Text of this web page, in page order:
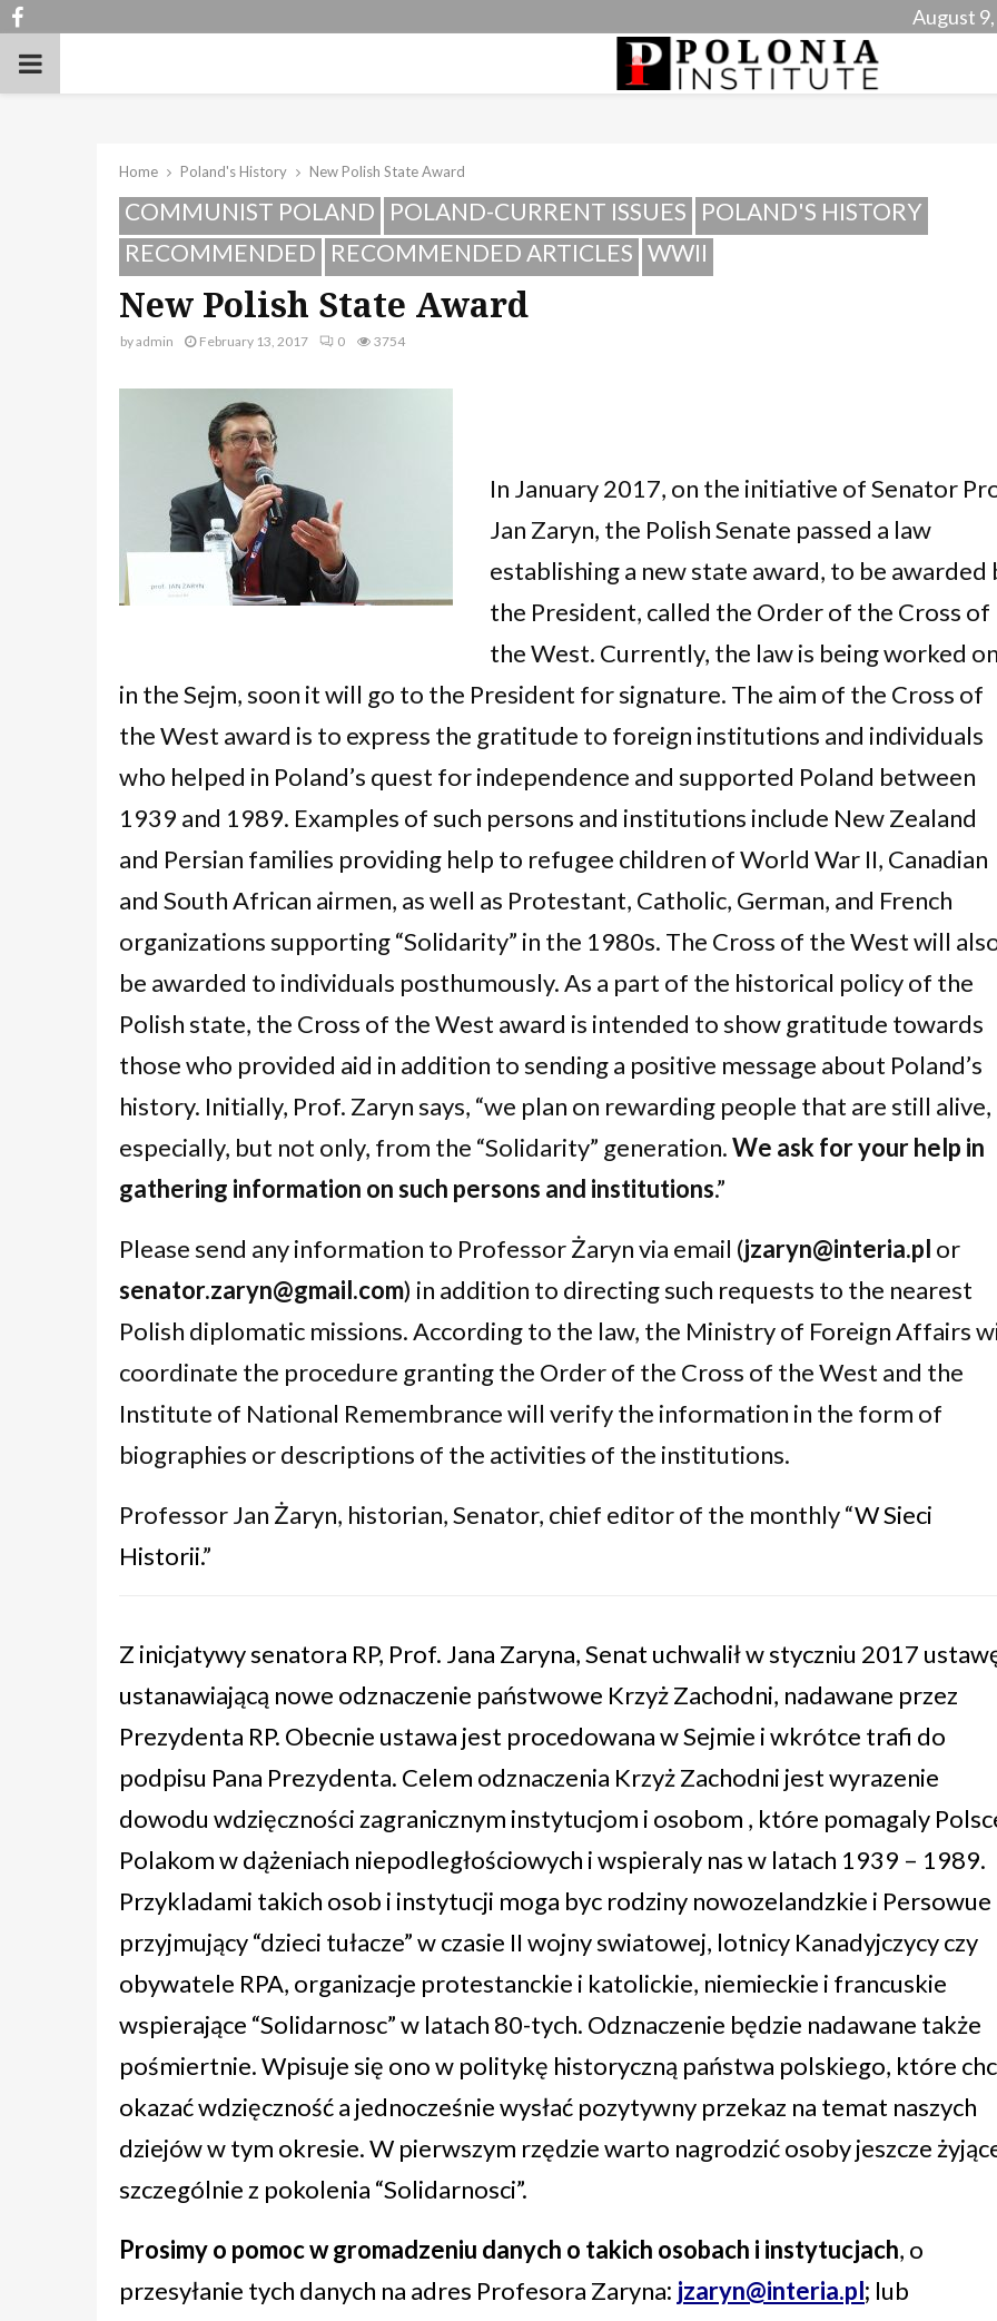
Facebook August
PRIMARY
Home Poland's History New Polish State Award
COMMUNIST POLAND POLAND-CURRENT ISSUES
POLAND'S HISTORY
RECOMMENDED
RECOMMENDED ARTICLES WWII
New Polish State Award
byadmin February 13, 2017 0 3754
In January 2017, on the initiative of Senator
Jan Zaryn, the Polish Senate passed a law
establishing a new state award, to be awarded
the President, called the Order of the Cross of
the West. Currently, the law is being worked on
in the Sejm, soon it will go to the President for signature. The aim of the Cross of
the West award is to express the gratitude to foreign institutions and individuals
who helped in Poland’s quest for independence and supported Poland between
1939 and 1989. Examples of such persons and institutions include New Zealand
and Persian families providing help to refugee children of World War II, Canadian
and South African airmen, as well as Protestant, Catholic, German, and French
organizations supporting “Solidarity” in the 1980s. The Cross of the West will
be awarded to individuals posthumously. As a part of the historical policy of the
Polish state, the Cross of the West award is intended to show gratitude towards
those who provided aid in addition to sending a positive message about Poland’s
history. Initially, Prof. Zaryn says, “we plan on rewarding people that are still alive,
especially, but not only, from the “Solidarity” generation.We ask for your help in
gathering information on such persons and institutions.”
Please send any information to Professor Żaryn via email (jzaryn@interia.pl or
senator.zaryn@gmail.com) in addition to directing such requests to the nearest
Polish diplomatic missions. According to the law, the Ministry of Foreign Affairs
coordinate the procedure granting the Order of the Cross of the West and the
Institute of National Remembrance will verify the information in the form of
biographies or descriptions of the activities of the institutions.
Professor Jan Żaryn, historian, Senator, chief editor of the monthly “W Sieci
Historii.”
Z inicjatywy senatora RP, Prof. Jana Zaryna, Senat uchwalił w styczniu 2017
ustanawiającą nowe odznaczenie państwowe Krzyż Zachodni, nadawane przez
Prezydenta RP. Obecnie ustawa jest procedowana w Sejmie i wkrótce trafi do
podpisu Pana Prezydenta. Celem odznaczenia Krzyż Zachodni jest wyrazenie
dowodu wdzięczności zagranicznym instytucjom i osobom , które pomagaly
Polakom w dążeniach niepodległościowych i wspieraly nas w latach 1939 – 1989.
Przykladami takich osob i instytucji moga byc rodziny nowozelandzkie i Persowue
przyjmujący “dzieci tułacze” w czasie II wojny swiatowej, lotnicy Kanadyjczycy czy
obywatele RPA, organizacje protestanckie i katolickie, niemieckie i francuskie
wspierające “Solidarnosc” w latach 80-tych. Odznaczenie będzie nadawane także
pośmiertnie. Wpisuje się ono w politykę historyczną państwa polskiego, które
okazać wdzięczność a jednocześnie wysłać pozytywny przekaz na temat naszych
dziejów w tym okresie. W pierwszym rzędzie warto nagrodzić osoby jeszcze
szczególnie z pokolenia “Solidarnosci”.
Prosimy o pomoc w gromadzeniu danych o takich osobach i instytucjach, o
przesyłanie tych danych na adres Profesora Zaryna: jzaryn@interia.pl; lub